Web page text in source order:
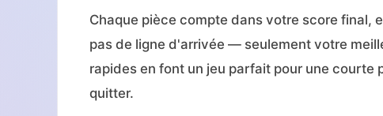
Chaque pièce compte dans votre score final,
pas de ligne d'arrivée — seulement votre
rapides en font un jeu parfait pour une
quitter.